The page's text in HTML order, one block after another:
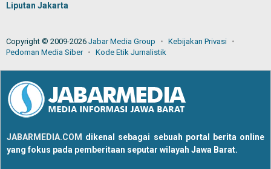
Liputan Jakarta
Copyright © 2009-2026 Jabar Media Group
Kebijakan Privasi
Pedoman Media Siber
Kode Etik Jurnalistik
JABARMEDIA.COM dikenal sebagai sebuah portal berita online
yang fokus pada pemberitaan seputar wilayah Jawa Barat.